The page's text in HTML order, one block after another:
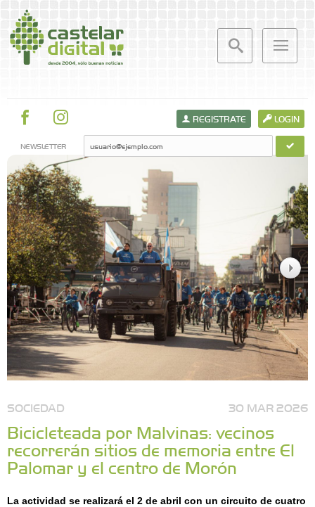
LOGIN
REGISTRATE
NEWSLETTER
SOCIEDAD 30 MAR 2026
Bicicleteada por Malvinas: vecinos
recorrerán sitios de memoria entre El
Palomar y el centro de Morón
La actividad se realizará el 2 de abril con un circuito de cuatro